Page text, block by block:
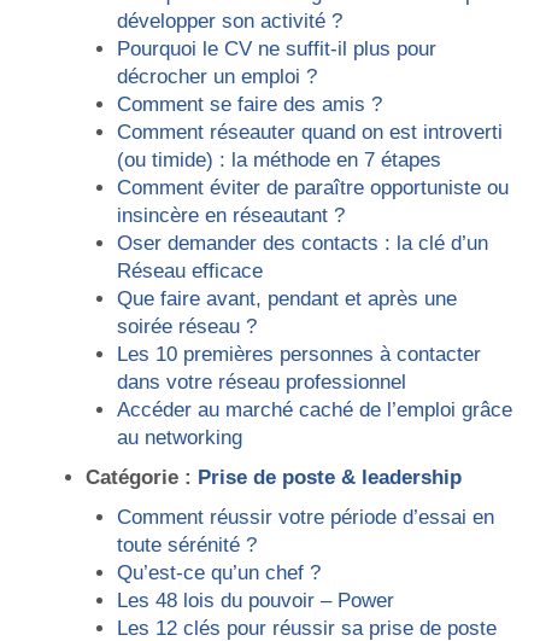
développer son activité ?
Pourquoi le CV ne suffit-il plus pour
décrocher un emploi ?
Comment se faire des amis ?
Comment réseauter quand on est introverti
(ou timide) : la méthode en 7 étapes
Comment éviter de paraître opportuniste ou
insincère en réseautant ?
Oser demander des contacts : la clé d’un
Réseau efficace
Que faire avant, pendant et après une
soirée réseau ?
Les 10 premières personnes à contacter
dans votre réseau professionnel
Accéder au marché caché de l’emploi grâce
au networking
Catégorie : Prise de poste & leadership
Comment réussir votre période d’essai en
toute sérénité ?
Qu’est-ce qu’un chef ?
Les 48 lois du pouvoir – Power
Les 12 clés pour réussir sa prise de poste